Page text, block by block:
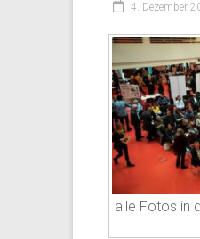
4. Dezember
alle Fotos in